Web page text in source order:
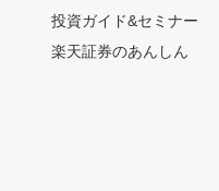
投資ガイド&セミナー
楽天証券のあんしん